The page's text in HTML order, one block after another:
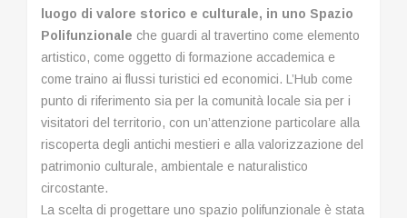
luogo di valore storico e culturale, in uno Spazio
Polifunzionale che guardi al travertino come elemento
artistico, come oggetto di formazione accademica e
come traino ai flussi turistici ed economici. L’Hub come
punto di riferimento sia per la comunità locale sia per i
visitatori del territorio, con un’attenzione particolare alla
riscoperta degli antichi mestieri e alla valorizzazione del
patrimonio culturale, ambientale e naturalistico
circostante.
La scelta di progettare uno spazio polifunzionale è stata